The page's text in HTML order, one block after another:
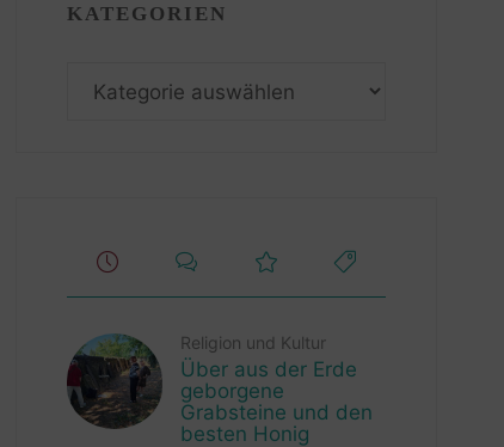
KATEGORIEN
Religion und Kultur
Über aus der Erde
geborgene
Grabsteine und den
besten Honig